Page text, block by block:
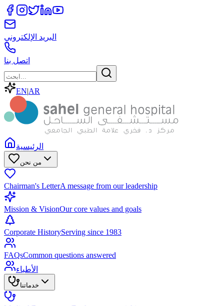
البريد الإلكتروني
اتصل بنا
EN|AR
الرئيسية
من نحن
Chairman's LetterA message from our leadership
Mission & VisionOur core values and goals
Corporate HistoryServing since 1983
FAQsCommon questions answered
الأطباء
خدماتنا